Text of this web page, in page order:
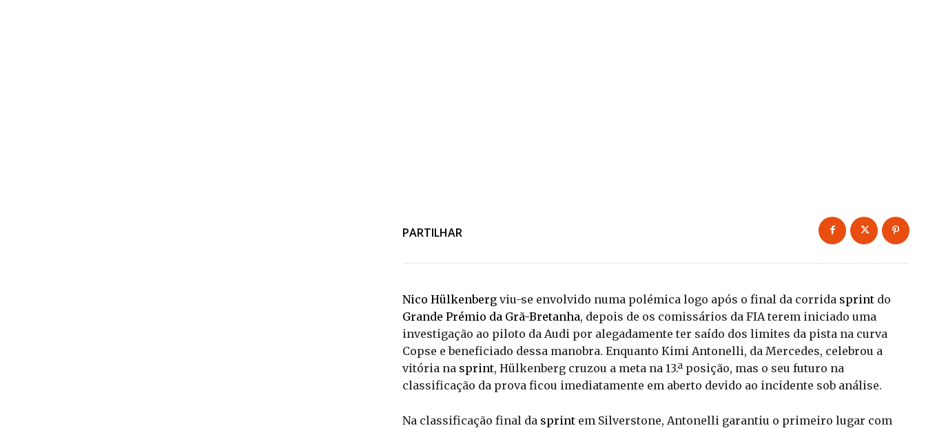
PARTILHAR
Nico Hülkenberg viu-se envolvido numa polémica logo após o final da corrida sprint do
Grande Prémio da Grã-Bretanha, depois de os comissários da FIA terem iniciado uma
investigação ao piloto da Audi por alegadamente ter saído dos limites da pista na curva
Copse e beneficiado dessa manobra. Enquanto Kimi Antonelli, da Mercedes, celebrou a
vitória na sprint, Hülkenberg cruzou a meta na 13.ª posição, mas o seu futuro na
classificação da prova ficou imediatamente em aberto devido ao incidente sob análise.
Na classificação final da sprint em Silverstone, Antonelli garantiu o primeiro lugar com